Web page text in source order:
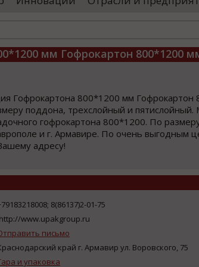
удостоверяющими центрами.
мм Гофрокартон 800*1200
Гофрокартона 800*1200 мм Гофрокартон
поддона, трехслойный и
гофрокартона 800*1200. По
и г. Армавире. По очень выгодным
адресу!
8(86137)2-01-75
http://www.upakgroup.ru
письмо
край г. Армавир ул. Воровского, 75
и упаковка